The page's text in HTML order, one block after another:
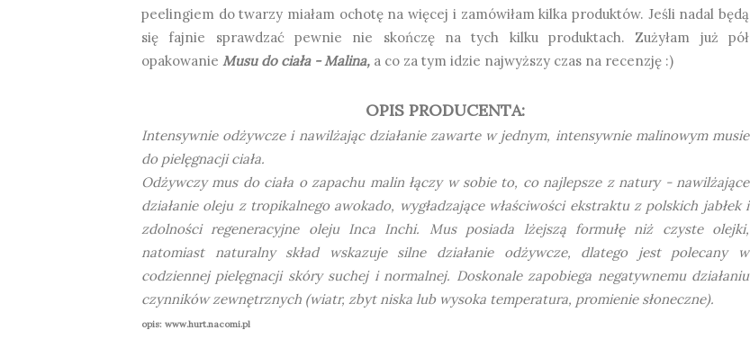
peelingiem do twarzy miałam ochotę na więcej i zamówiłam kilka produktów. Jeśli nadal będą
się fajnie sprawdzać pewnie nie skończę na tych kilku produktach. Zużyłam już pół
opakowanie Musu do ciała - Malina, a co za tym idzie najwyższy czas na recenzję :)
OPIS PRODUCENTA:
Intensywnie odżywcze i nawilżając działanie zawarte w jednym, intensywnie malinowym musie
do pielęgnacji ciała.
Odżywczy mus do ciała o zapachu malin łączy w sobie to, co najlepsze z natury - nawilżające
działanie oleju z tropikalnego awokado, wygładzające właściwości ekstraktu z polskich jabłek i
zdolności regeneracyjne oleju Inca Inchi. Mus posiada lżejszą formułę niż czyste olejki,
natomiast naturalny skład wskazuje silne działanie odżywcze, dlatego jest polecany w
codziennej pielęgnacji skóry suchej i normalnej. Doskonale zapobiega negatywnemu działaniu
czynników zewnętrznych (wiatr, zbyt niska lub wysoka temperatura, promienie słoneczne).
opis: www.hurt.nacomi.pl